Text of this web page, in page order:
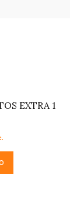
EXTRA 1